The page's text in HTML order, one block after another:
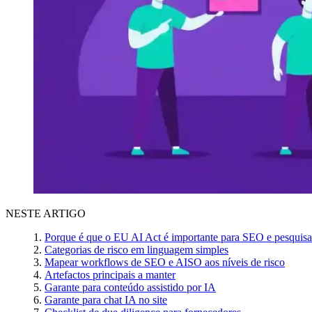
NESTE ARTIGO
Porque é que o EU AI Act é importante para SEO e
Categorias de risco em linguagem simples
Mapear workflows de SEO e AISO aos níveis de risco
Artefactos principais a manter
Garante para conteúdo assistido por IA
Garante para chat IA no site